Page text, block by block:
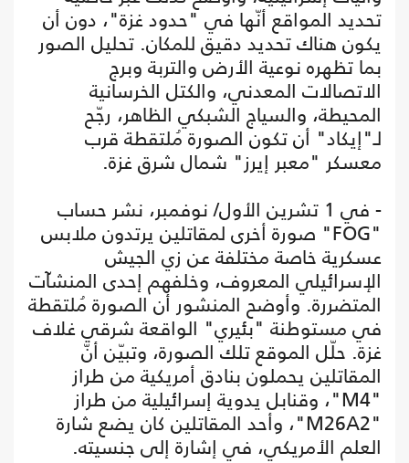
تحديد المواقع أنّها في "حدود غزة"، دون أن
يكون هناك تحديد دقيق للمكان. تحليل الصور
بما تظهره نوعية الأرض والتربة وبرج
الاتصالات المعدني، والكتل الخرسانية
المحيطة، والسياج الشبكي الظاهر، رجّح
لـ"إيكاد" أن تكون الصورة مُلتقطة قرب
معسكر "معبر إيرز" شمال شرق غزة.
- في 1 تشرين الأول/ نوفمبر، نشر حساب
"FOG" صورة أخرى لمقاتلين يرتدون ملابس
عسكرية خاصة مختلفة عن زي الجيش
الإسرائيلي المعروف، وخلفهم إحدى المنشآت
المتضررة. وأوضح المنشور أن الصورة مُلتقطة
في مستوطنة "بئيري" الواقعة شرقي غلاف
غزة. حلّل الموقع تلك الصورة، وتبيّن أنّ
المقاتلين يحملون بنادق أمريكية من طراز
"M4"، وقنابل يدوية إسرائيلية من طراز
"M26A2"، وأحد المقاتلين كان يضع شارة
العلم الأمريكي، في إشارة إلى جنسيته.